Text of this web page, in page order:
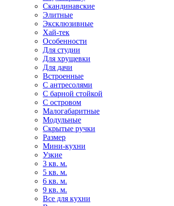
Скандинавские
Элитные
Эксклюзивные
Хай-тек
Особенности
Для студии
Для хрущевки
Для дачи
Встроенные
С антресолями
С барной стойкой
С островом
Малогабаритные
Модульные
Скрытые ручки
Размер
Мини-кухни
Узкие
3 кв. м.
5 кв. м.
6 кв. м.
9 кв. м.
Все для кухни